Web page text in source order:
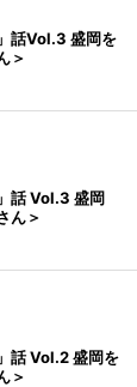
話Vol.3 盛岡を
＞
話 Vol.3 盛岡
ん＞
話 Vol.2 盛岡を
＞